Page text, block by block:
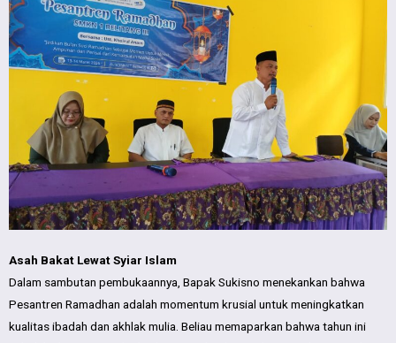
Asah Bakat Lewat Syiar Islam
Dalam sambutan pembukaannya, Bapak Sukisno menekankan bahwa
Pesantren Ramadhan adalah momentum krusial untuk meningkatkan
kualitas ibadah dan akhlak mulia. Beliau memaparkan bahwa tahun ini